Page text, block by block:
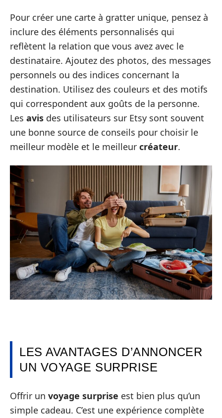
Pour créer une carte à gratter unique, pensez à
inclure des éléments personnalisés qui
reflètent la relation que vous avez avec le
destinataire. Ajoutez des photos, des messages
personnels ou des indices concernant la
destination. Utilisez des couleurs et des motifs
qui correspondent aux goûts de la personne.
Les avis des utilisateurs sur Etsy sont souvent
une bonne source de conseils pour choisir le
meilleur modèle et le meilleur créateur.
LES AVANTAGES D’ANNONCER
UN VOYAGE SURPRISE
Offrir un voyage surprise est bien plus qu’un
simple cadeau. C’est une expérience complète